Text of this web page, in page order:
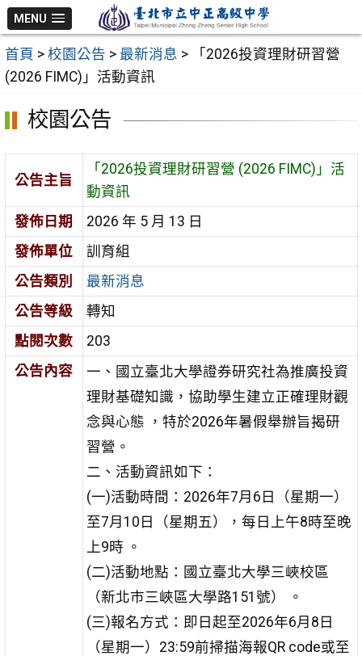
跳
至
主
要
MENU
首頁 > 校園公告 > 最新消息 >
「2026投資理財研習營
(2026 FIMC)」活動資訊
校園公告
公告主旨
「2026投資理財研習營 (2026 FIMC)」活
動資訊
發佈日期
2026 年 5 月 13 日
發佈單位
訓育組
公告類別
最新消息
公告等級
轉知
點閱次數
203
公告內容
一、國立臺北大學證券研究社為推廣投資
理財基礎知識，協助學生建立正確理財觀
念與心態 ，特於2026年暑假舉辦旨揭研
習營。
二、活動資訊如下：
(一)活動時間：2026年7月6日（星期一）
至7月10日（星期五），每日上午8時至晚
上9時 。
(二)活動地點：國立臺北大學三峽校區
（新北市三峽區大學路151號） 。
(三)報名方式：即日起至2026年6月8日
（星期一）23:59前掃描海報QR code或至